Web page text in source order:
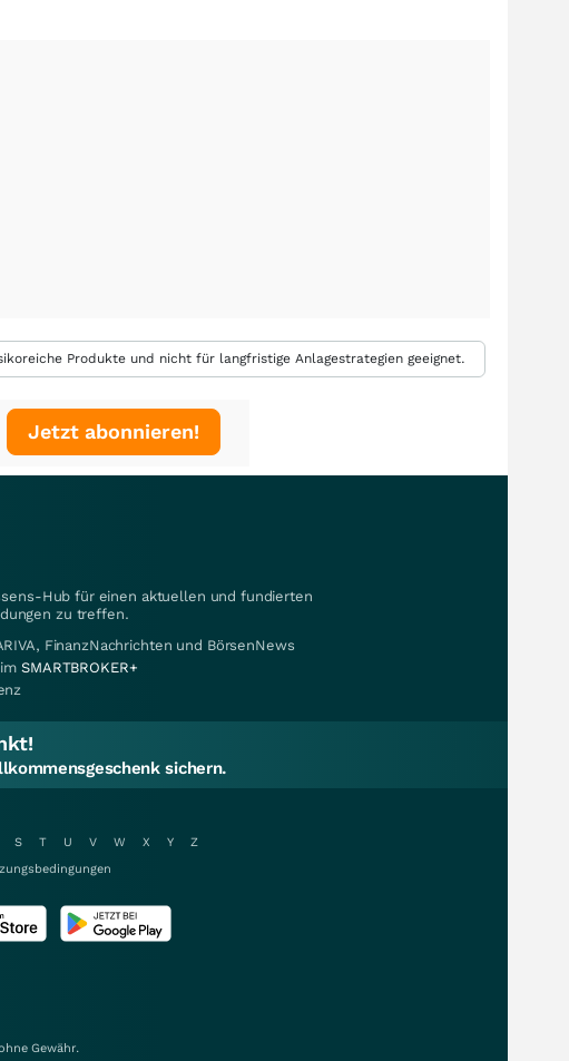
Produkte und nicht für langfristige Anlagestrategien geeignet.
Jetzt abonnieren!
Hub für einen aktuellen und fundierten
zu treffen.
FinanzNachrichten und BörsenNews
SMARTBROKER+
sichern.
S T U V W X Y
Z
Gewähr.